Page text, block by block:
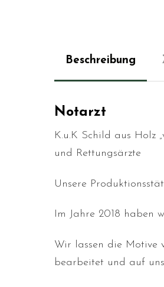
Beschreibung
Notarzt
K.u.K Schild aus Holz
und Rettungsärzte
Unsere
Im Jahre 2018 haben
Wir lassen die Motive
bearbeitet und auf